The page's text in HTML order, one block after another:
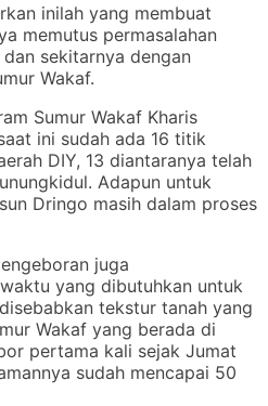
inilah yang membuat
memutus permasalahan
sekitarnya dengan
Wakaf.
Sumur Wakaf Kharis
ini sudah ada 16 titik
DIY, 13 diantaranya telah
Adapun untuk
Dringo masih dalam proses
juga
yang dibutuhkan untuk
tekstur tanah yang
Wakaf yang berada di
pertama kali sejak Jumat
sudah mencapai 50